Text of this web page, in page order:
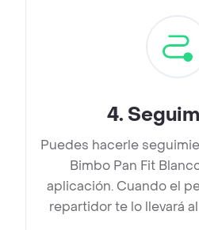
4.
Puedes hacerle
Bimbo Pan Fit
aplicación. Cuando el
repartidor te lo llevará